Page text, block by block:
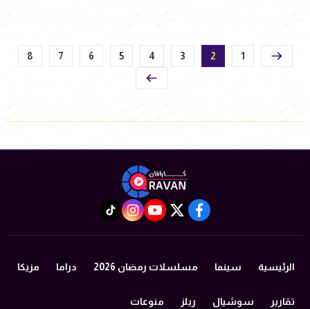
1
2
3
4
5
6
7
8
facebook
twitter
youtube
instagram
tiktok
الرئيسية سينما مسلسلات رمضان 2026 دراما مزيكا
تقارير سوشيال ريلز منوعات